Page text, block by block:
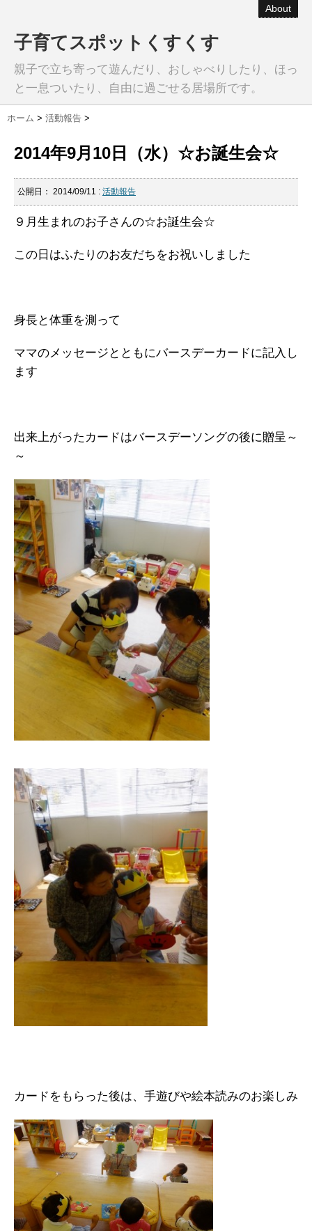
About
子育てスポットくすくす
親子で立ち寄って遊んだり、おしゃべりしたり、ほっ
と一息ついたり、自由に過ごせる居場所です。
ホーム > 活動報告 >
2014年9月10日（水）☆お誕生会☆
公開日： 2014/09/11 : 活動報告
９月生まれのお子さんの☆お誕生会☆
この日はふたりのお友だちをお祝いしました
身長と体重を測って
ママのメッセージとともにバースデーカードに記入し
ます
出来上がったカードはバースデーソングの後に贈呈～
～
カードをもらった後は、手遊びや絵本読みのお楽しみ